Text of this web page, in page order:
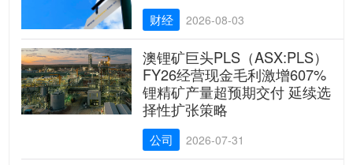
财经 2026-08-03
澳锂矿巨头PLS（ASX:PLS）
FY26经营现金毛利激增607%
锂精矿产量超预期交付 延续选
择性扩张策略
公司 2026-07-31